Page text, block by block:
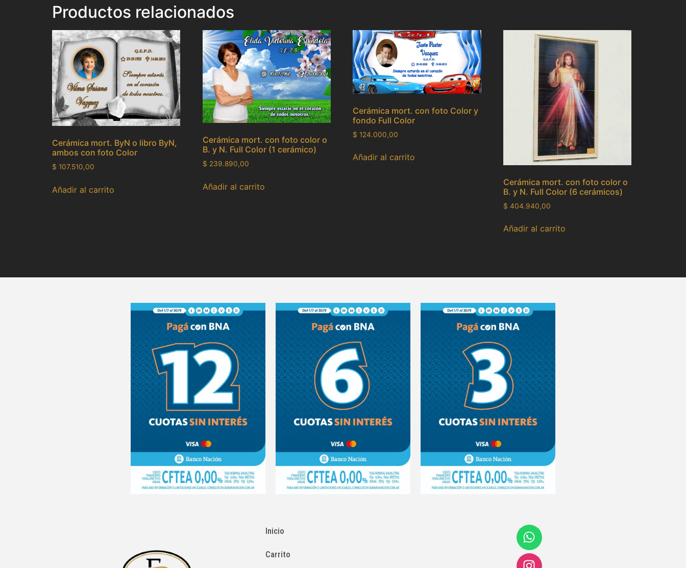
Productos relacionados
Cerámica mort. ByN o libro ByN,
ambos con foto Color
$ 107.510,00
Añadir al carrito
Cerámica mort. con foto color o
B. y N. Full Color (1 cerámico)
$ 239.890,00
Añadir al carrito
Cerámica mort. con foto Color y
fondo Full Color
$ 124.000,00
Añadir al carrito
Cerámica mort. con foto color o
B. y N. Full Color (6 cerámicos)
$ 404.940,00
Añadir al carrito
Inicio
Carrito